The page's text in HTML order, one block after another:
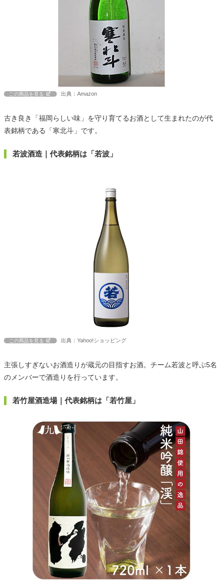
この商品を見る 出典：Amazon
古き良き「福岡らしい味」を守り育てるお酒として生まれたのが代
表銘柄である「寒北斗」です。
若波酒造｜代表銘柄は「若波」
この商品を見る 出典：Yahoo!ショッピング
主張しすぎないお酒造りが蔵元の目指すお酒。チーム若波と呼ぶ5名
のメンバーで酒造りを行っています。
若竹屋酒造場｜代表銘柄は「若竹屋」